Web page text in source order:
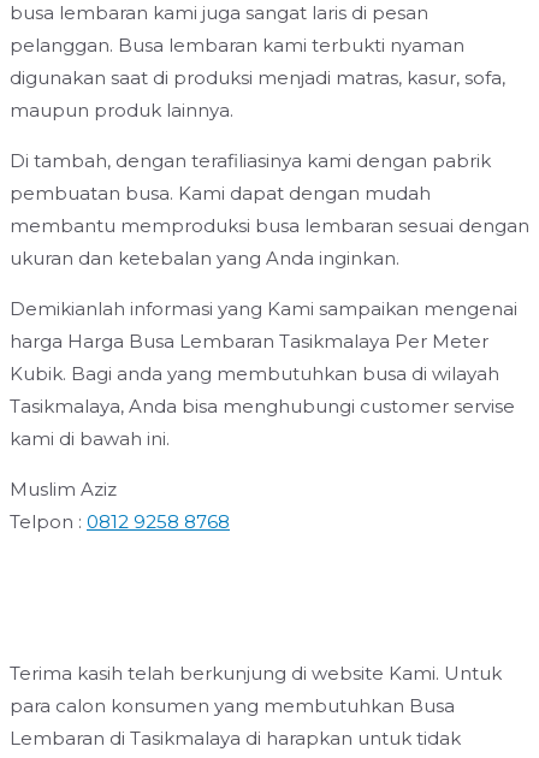
busa lembaran kami juga sangat laris di pesan
pelanggan. Busa lembaran kami terbukti nyaman
digunakan saat di produksi menjadi matras, kasur, sofa,
maupun produk lainnya.
Di tambah, dengan terafiliasinya kami dengan pabrik
pembuatan busa. Kami dapat dengan mudah
membantu memproduksi busa lembaran sesuai dengan
ukuran dan ketebalan yang Anda inginkan.
Demikianlah informasi yang Kami sampaikan mengenai
harga Harga Busa Lembaran Tasikmalaya Per Meter
Kubik. Bagi anda yang membutuhkan busa di wilayah
Tasikmalaya, Anda bisa menghubungi customer servise
kami di bawah ini.
Muslim Aziz
Telpon : 0812 9258 8768
Terima kasih telah berkunjung di website Kami. Untuk
para calon konsumen yang membutuhkan Busa
Lembaran di Tasikmalaya di harapkan untuk tidak